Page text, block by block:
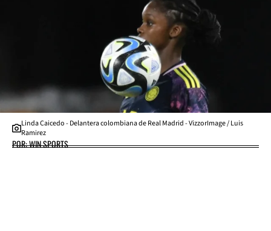
Linda Caicedo - Delantera colombiana de Real Madrid - VizzorImage / Luis
Ramirez
POR: WIN SPORTS